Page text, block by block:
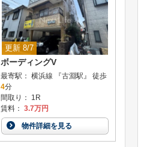
更新 8/7
ボーディングV
最寄駅： 横浜線 『古淵駅』 徒歩
4分
間取り： 1R
賃料： 3.7万円
物件詳細を見る